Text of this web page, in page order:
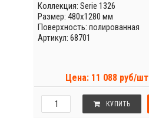
Коллекция: Serie 1326
Размер: 480x1280 мм
Поверхность: полированная
Артикул: 68701
Цена: 11 088 руб/шт
КУПИТЬ